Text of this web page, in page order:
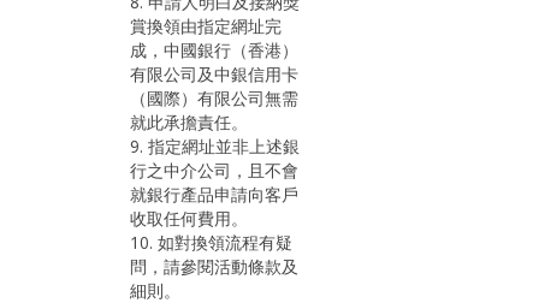
賞換領由指定網址完
成，中國銀行（香港）
有限公司及中銀信用卡
（國際）有限公司無需
就此承擔責任。
9. 指定網址並非上述銀
行之中介公司，且不會
就銀行產品申請向客戶
收取任何費用。
10. 如對換領流程有疑
問，請參閱活動條款及
細則。